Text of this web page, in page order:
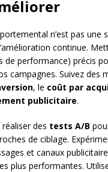
n’est pas une
continue.
de performance) précis
campagnes. Suivez des
, le coût par
publicitaire.
réaliser des tests A/B
de ciblage.
et canaux
plus performantes.